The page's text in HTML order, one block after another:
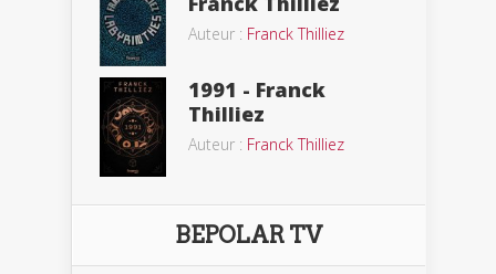
Auteur : Franck Thilliez
1991 - Franck
Thilliez
Auteur : Franck Thilliez
BEPOLAR TV